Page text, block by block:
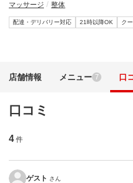
マッサージ 整体
配達・デリバリー対応 21時以降OK ク
店舗情報 メニュー 7 口
口コミ
4 件
ゲスト さん